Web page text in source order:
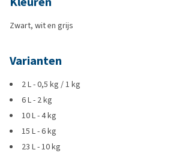
Zwart, wit en grijs
Varianten
2 L - 0,5 kg / 1 kg
6 L - 2 kg
10 L - 4 kg
15 L - 6 kg
23 L - 10 kg